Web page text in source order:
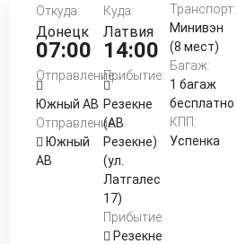
Откуда:
Донецк
07:00
Отправление:
Южный АВ
Отправление:
Южный
АВ
Куда:
Латвия
14:00
Прибытие:
Резекне
(АВ
Резекне)
(ул.
Латгалес
17)
Прибытие:
Резекне
Транспорт:
Минивэн
(8 мест)
Багаж:
1 багаж
бесплатно
КПП:
Успенка